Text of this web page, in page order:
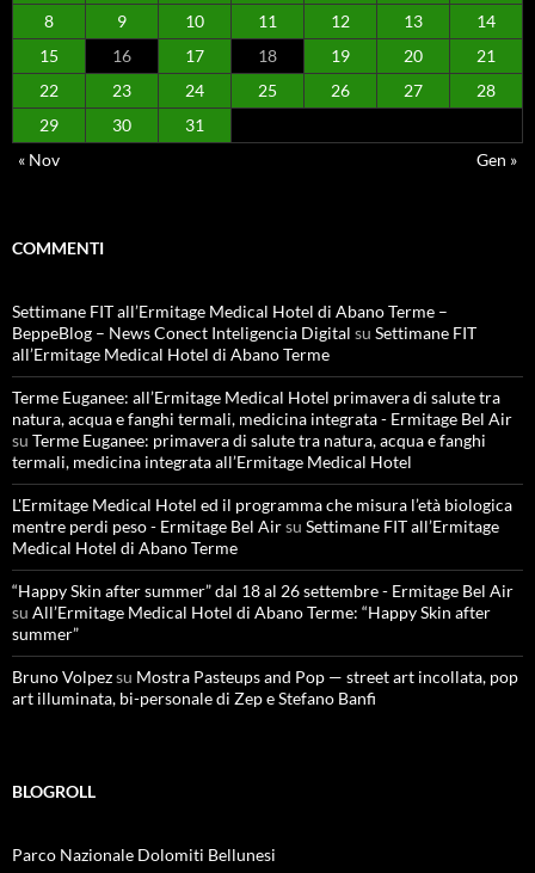
8
9 10 11 12 13
14
15
16 17 18 19 20
21
22
23 24 25 26 27
28
29
30
31
« Nov
Gen »
COMMENTI
Settimane FIT all’Ermitage Medical Hotel di Abano Terme –
BeppeBlog – News Conect Inteligencia Digital su Settimane FIT
all’Ermitage Medical Hotel di Abano Terme
Terme Euganee: all’Ermitage Medical Hotel primavera di salute tra
natura, acqua e fanghi termali, medicina integrata - Ermitage Bel Air
su Terme Euganee: primavera di salute tra natura, acqua e fanghi
termali, medicina integrata all’Ermitage Medical Hotel
L'Ermitage Medical Hotel ed il programma che misura l’età biologica
mentre perdi peso - Ermitage Bel Airsu Settimane FIT all’Ermitage
Medical Hotel di Abano Terme
“Happy Skin after summer” dal 18 al 26 settembre - Ermitage Bel Air
su All’Ermitage Medical Hotel di Abano Terme: “Happy Skin after
summer”
Bruno Volpezsu Mostra Pasteups and Pop — street art incollata, pop
art illuminata, bi-personale di Zep e Stefano Banfi
BLOGROLL
Parco Nazionale Dolomiti Bellunesi